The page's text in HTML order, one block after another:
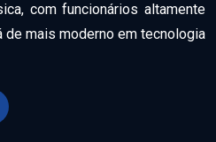
com funcionários altamente
de mais moderno em tecnologia